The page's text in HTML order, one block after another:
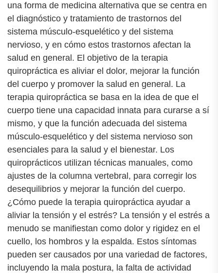
una forma de medicina alternativa que se centra en
el diagnóstico y tratamiento de trastornos del
sistema músculo-esquelético y del sistema
nervioso, y en cómo estos trastornos afectan la
salud en general. El objetivo de la terapia
quiropráctica es aliviar el dolor, mejorar la función
del cuerpo y promover la salud en general. La
terapia quiropráctica se basa en la idea de que el
cuerpo tiene una capacidad innata para curarse a sí
mismo, y que la función adecuada del sistema
músculo-esquelético y del sistema nervioso son
esenciales para la salud y el bienestar. Los
quiroprácticos utilizan técnicas manuales, como
ajustes de la columna vertebral, para corregir los
desequilibrios y mejorar la función del cuerpo.
¿Cómo puede la terapia quiropráctica ayudar a
aliviar la tensión y el estrés? La tensión y el estrés a
menudo se manifiestan como dolor y rigidez en el
cuello, los hombros y la espalda. Estos síntomas
pueden ser causados por una variedad de factores,
incluyendo la mala postura, la falta de actividad